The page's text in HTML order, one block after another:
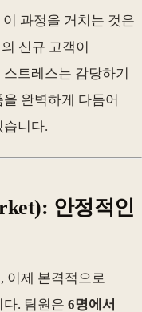
과정을 거치는 것은
신규 고객이
트레스는 감당하기
완벽하게 다듬어
습니다.
안정적인
이제 본격적으로
. 팀원은 6명에서